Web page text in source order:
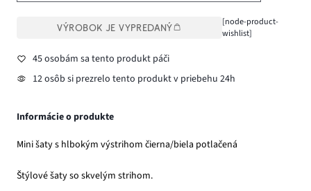
VÝROBOK JE VYPREDANÝ
[node-product-
wishlist]
45 osobám sa tento produkt páči
12 osôb si prezrelo tento produkt v priebehu 24h
Informácie o produkte
Mini šaty s hlbokým výstrihom čierna/biela potlačená
Štýlové šaty so skvelým strihom.